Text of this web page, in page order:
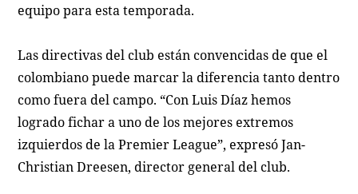
equipo para esta temporada.
Las directivas del club están convencidas de que el
colombiano puede marcar la diferencia tanto dentro
como fuera del campo. “Con Luis Díaz hemos
logrado fichar a uno de los mejores extremos
izquierdos de la Premier League”, expresó Jan-
Christian Dreesen, director general del club.